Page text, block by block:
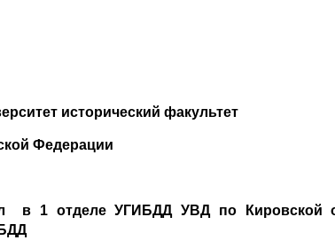
исторический факультет
Федерации
в 1 отделе УГИБДД УВД по Кировской